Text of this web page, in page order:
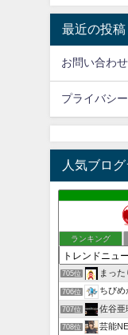
最近の投稿
お問い合わせ
プライバシ
人気ブロ
ランキング
705位 まっ
706位 ちびめ
707位 佐谷亜
708位 芸能